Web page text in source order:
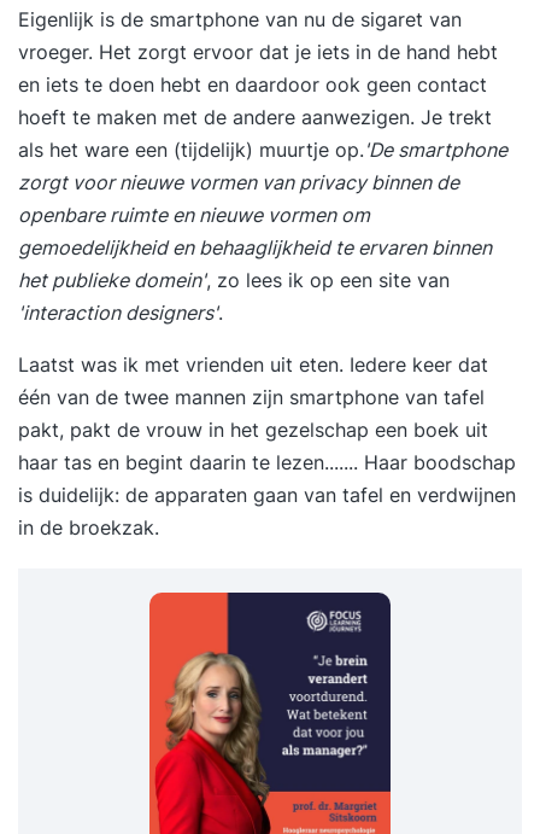
Eigenlijk is de smartphone van nu de sigaret van
vroeger. Het zorgt ervoor dat je iets in de hand hebt
en iets te doen hebt en daardoor ook geen contact
hoeft te maken met de andere aanwezigen. Je trekt
als het ware een (tijdelijk) muurtje op. 'De smartphone
zorgt voor nieuwe vormen van privacy binnen de
openbare ruimte en nieuwe vormen om
gemoedelijkheid en behaaglijkheid te ervaren binnen
het publieke domein', zo lees ik op een site van
'interaction designers'.
Laatst was ik met vrienden uit eten. Iedere keer dat
één van de twee mannen zijn smartphone van tafel
pakt, pakt de vrouw in het gezelschap een boek uit
haar tas en begint daarin te lezen....... Haar boodschap
is duidelijk: de apparaten gaan van tafel en verdwijnen
in de broekzak.